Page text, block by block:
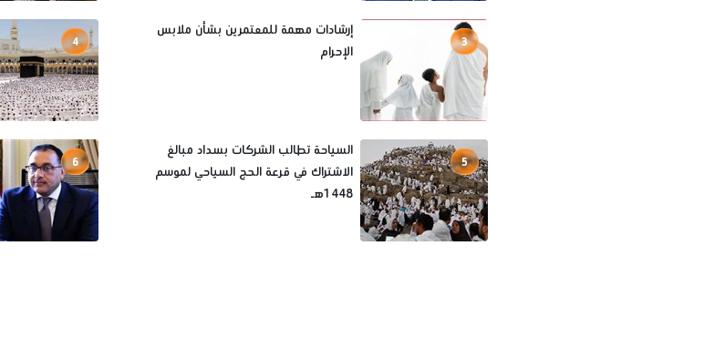
3
إرشادات مهمة للمعتمرين بشأن ملابس
الإحرام
4
5
السياحة تطالب الشركات بسداد مبالغ
الاشتراك في قرعة الحج السياحي لموسم
1448هـ
6